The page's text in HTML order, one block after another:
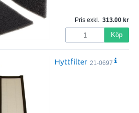
Pris exkl. 313.00
Köp
Hyttfilter 21-0697